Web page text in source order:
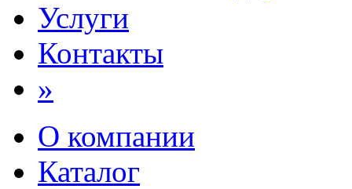
Услуги
Контакты
»
О компании
Каталог